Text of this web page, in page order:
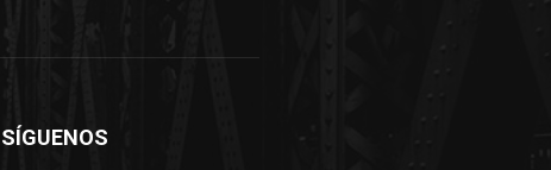
SÍGUENOS